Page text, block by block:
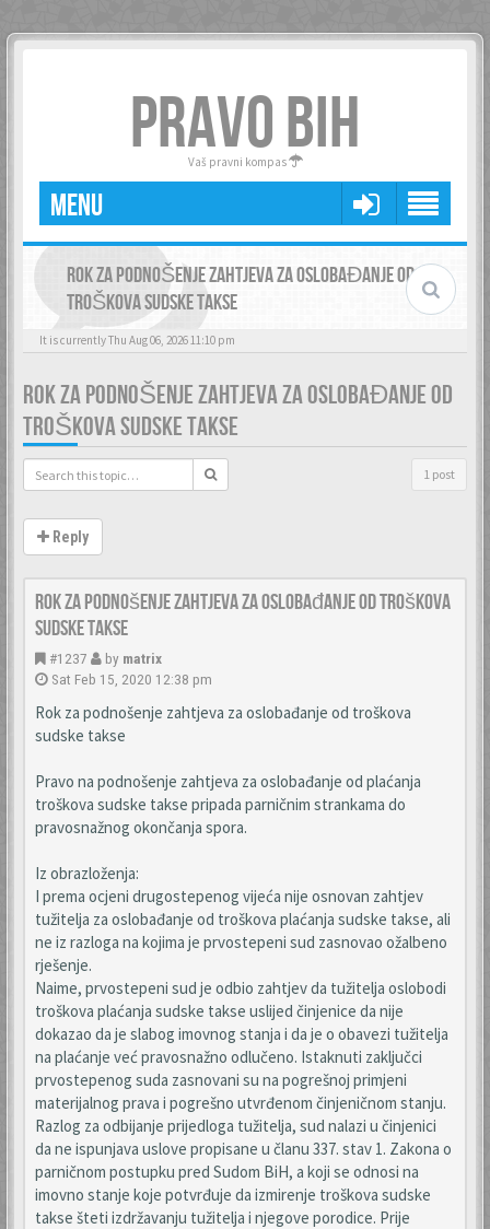
PRAVO BIH
Vaš pravni kompas
MENU
ROK ZA PODNOŠENJE ZAHTJEVA ZA OSLOBAĐANJE OD
TROŠKOVA SUDSKE TAKSE
It is currently Thu Aug 06, 2026 11:10 pm
ROK ZA PODNOŠENJE ZAHTJEVA ZA OSLOBAĐANJE OD
TROŠKOVA SUDSKE TAKSE
1 post
Reply
Rok za podnošenje zahtjeva za oslobađanje od troškova
sudske takse
#1237 by matrix
Sat Feb 15, 2020 12:38 pm
Rok za podnošenje zahtjeva za oslobađanje od troškova
sudske takse
Pravo na podnošenje zahtjeva za oslobađanje od plaćanja
troškova sudske takse pripada parničnim strankama do
pravosnažnog okončanja spora.
Iz obrazloženja:
I prema ocjeni drugostepenog vijeća nije osnovan zahtjev
tužitelja za oslobađanje od troškova plaćanja sudske takse, ali
ne iz razloga na kojima je prvostepeni sud zasnovao ožalbeno
rješenje.
Naime, prvostepeni sud je odbio zahtjev da tužitelja oslobodi
troškova plaćanja sudske takse uslijed činjenice da nije
dokazao da je slabog imovnog stanja i da je o obavezi tužitelja
na plaćanje već pravosnažno odlučeno. Istaknuti zaključci
prvostepenog suda zasnovani su na pogrešnoj primjeni
materijalnog prava i pogrešno utvrđenom činjeničnom stanju.
Razlog za odbijanje prijedloga tužitelja, sud nalazi u činjenici
da ne ispunjava uslove propisane u članu 337. stav 1. Zakona o
parničnom postupku pred Sudom BiH, a koji se odnosi na
imovno stanje koje potvrđuje da izmirenje troškova sudske
takse šteti izdržavanju tužitelja i njegove porodice. Prije